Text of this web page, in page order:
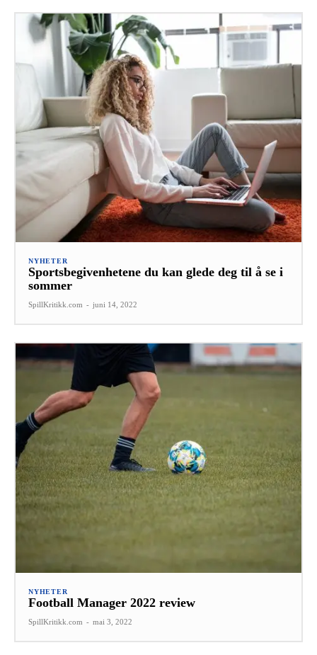
NYHETER
Sportsbegivenhetene du kan glede deg til å se i
sommer
SpillKritikk.com - juni 14, 2022
NYHETER
Football Manager 2022 review
SpillKritikk.com - mai 3, 2022